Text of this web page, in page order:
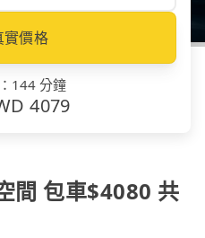
實價格
： 144 分鐘
4079
間 包車$4080 共